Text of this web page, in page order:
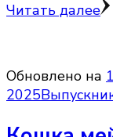
Читать далее
Обновлено на
2025